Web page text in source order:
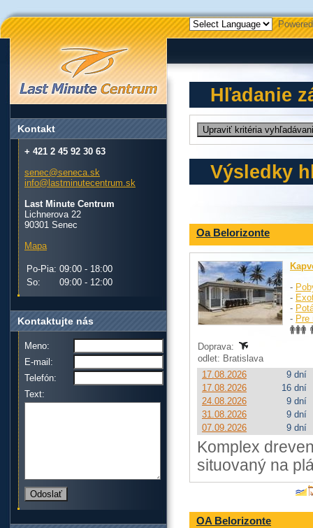
Hľadanie
Výsledky
Oa Belorizonte
-
-
-
- Pre
Doprava:
odlet: Bratislava
17.08.2026
9 dní
17.08.2026
16 dní
24.08.2026
9 dní
31.08.2026
9 dní
07.09.2026
9 dní
Komplex
situovaný na
OA Belorizonte
Kontakt
+ 421 2 45 92 30 63
senec@seneca.sk
info@lastminutecentrum.sk
Last Minute Centrum
Lichnerova 22
90301 Senec
Mapa
Po-Pia: 09:00 - 18:00
So:
09:00 - 12:00
Kontaktujte nás
Meno:
E-mail:
Telefón:
Text: